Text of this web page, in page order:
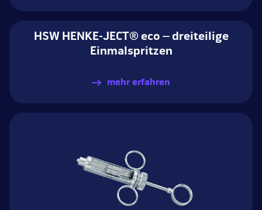
HSW HENKE-JECT® eco – dreiteilige
Einmalspritzen
mehr erfahren